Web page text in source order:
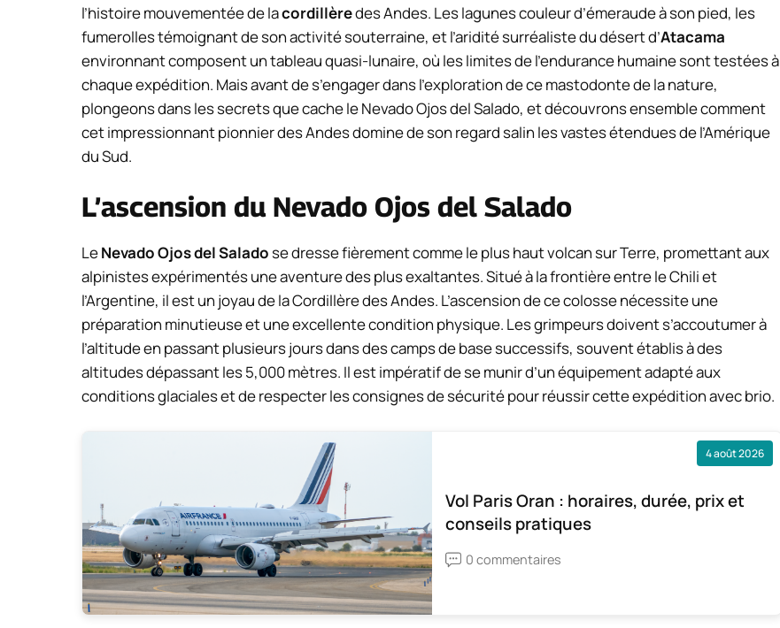
l’histoire mouvementée de lacordillèredes Andes. Les lagunes couleur d’émeraude à son pied, les
fumerolles témoignant de son activité souterraine, et l’aridité surréaliste du désert d’Atacama
environnant composent un tableau quasi-lunaire, où les limites de l’endurance humaine sont testées à
chaque expédition. Mais avant de s’engager dans l’exploration de ce mastodonte de la nature,
plongeons dans les secrets que cache le Nevado Ojos del Salado, et découvrons ensemble comment
cet impressionnant pionnier des Andes domine de son regard salin les vastes étendues de l’Amérique
du Sud.
L’ascension du Nevado Ojos del Salado
LeNevado Ojos del Saladose dresse fièrement comme le plus haut volcan sur Terre, promettant aux
alpinistes expérimentés une aventure des plus exaltantes. Situé à la frontière entre le Chili et
l’Argentine, il est un joyau de la Cordillère des Andes. L’ascension de ce colosse nécessite une
préparation minutieuse et une excellente condition physique. Les grimpeurs doivent s’accoutumer à
l’altitude en passant plusieurs jours dans des camps de base successifs, souvent établis à des
altitudes dépassant les 5,000 mètres. Il est impératif de se munir d’un équipement adapté aux
conditions glaciales et de respecter les consignes de sécurité pour réussir cette expédition avec brio.
4 août 2026
Vol Paris Oran : horaires, durée, prix et
conseils pratiques
0 commentaires